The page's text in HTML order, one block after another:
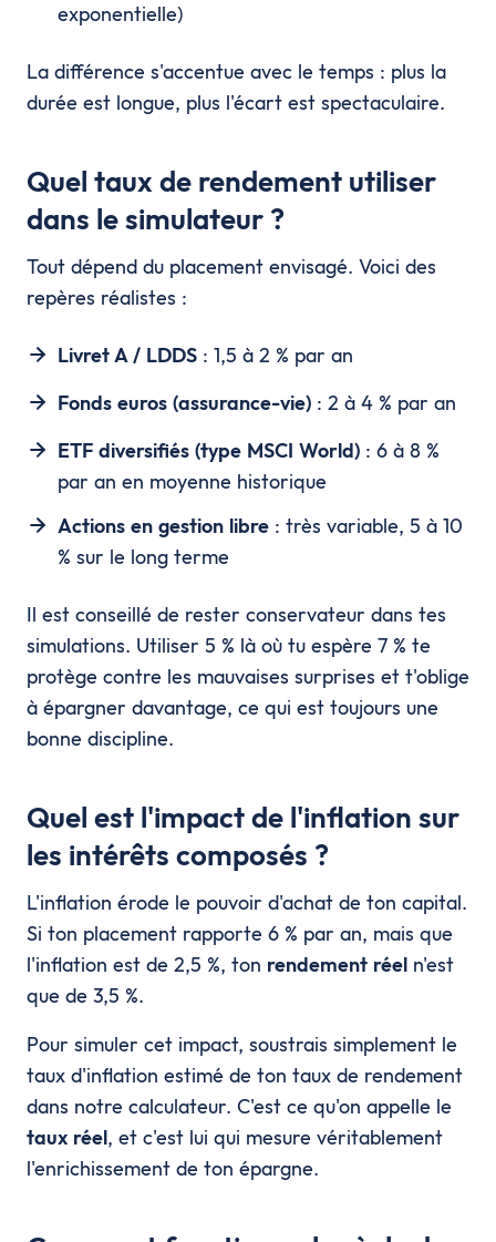
exponentielle)
La différence s'accentue avec le temps : plus la
durée est longue, plus l'écart est spectaculaire.
Quel taux de rendement utiliser
dans le simulateur ?
Tout dépend du placement envisagé. Voici des
repères réalistes :
Livret A / LDDS : 1,5 à 2 % par an
Fonds euros (assurance-vie) : 2 à 4 % par an
ETF diversifiés (type MSCI World) : 6 à 8 %
par an en moyenne historique
Actions en gestion libre : très variable, 5 à 10
% sur le long terme
Il est conseillé de rester conservateur dans tes
simulations. Utiliser 5 % là où tu espère 7 % te
protège contre les mauvaises surprises et t'oblige
à épargner davantage, ce qui est toujours une
bonne discipline.
Quel est l'impact de l'inflation sur
les intérêts composés ?
L'inflation érode le pouvoir d'achat de ton capital.
Si ton placement rapporte 6 % par an, mais que
l'inflation est de 2,5 %, ton rendement réel n'est
que de 3,5 %.
Pour simuler cet impact, soustrais simplement le
taux d'inflation estimé de ton taux de rendement
dans notre calculateur. C'est ce qu'on appelle le
taux réel, et c'est lui qui mesure véritablement
l'enrichissement de ton épargne.